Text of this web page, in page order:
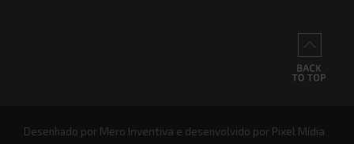
Desenhado por Mero Inventiva e desenvolvido por Pixel Mídia